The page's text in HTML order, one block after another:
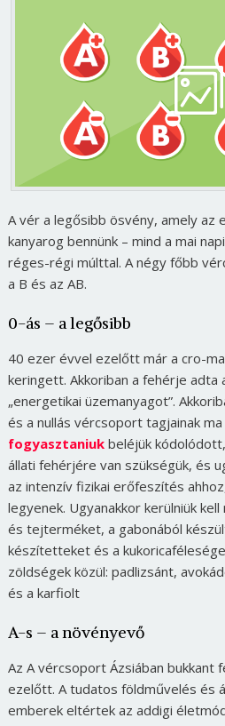
A vér a legősibb ösvény, amely az
kanyarog bennünk – mind a mai
réges-régi múlttal. A négy főbb
a B és az AB.
0-ás – a legősibb
40 ezer évvel ezelőtt már a cro-
keringett. Akkoriban a fehérje adta
„energetikai üzemanyagot”.
és a nullás vércsoport tagjainak
fogyasztaniukbeléjük
állati fehérjére van szükségük, és
az intenzív fizikai erőfeszítés
legyenek. Ugyanakkor kerülniük
és tejterméket, a gabonából
készítetteket és a
zöldségek közül: padlizsánt,
és a karfiolt
A-s – a növényevő
Az A vércsoport Ázsiában bukkant
ezelőtt. A tudatos földművelés és
emberek eltértek az addigi